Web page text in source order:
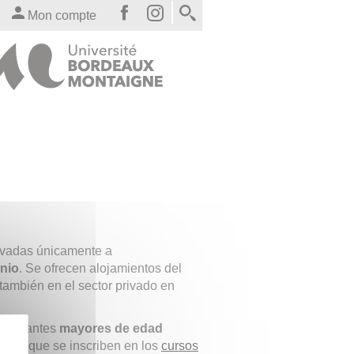
Mon compte
únicamente a
. Se ofrecen alojamientos del
en el sector privado en
mayores de edad
los que se inscriben en los cursos